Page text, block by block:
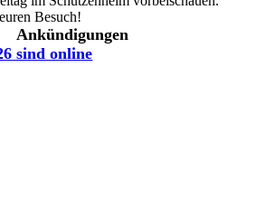
Besuch!
Ankündigungen
sind online